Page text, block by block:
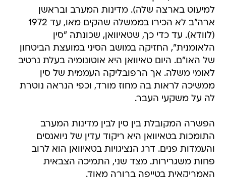
למיעוט בארצה שלה). מדינות המערב ובראשן
ארה"ב לא הכירו בממשלה שהקים מאו, עד 1972
(לוודא). עד כדי כך, שטאיוואן, שכונתה "סין
הלאומנית", החזיקה במושב הסיני במועצת הביטחון
של האו"ם. היום טאיוואן היא אוטונומיה בעלת נרטיב
לאומי משלה. אך הרפובליקה העממית של סין
ממשיכה לראות בה מחוז מורד, וכפי הנראה נוטרת
לה על משקעי העבר.
הפשרה המקובלת בין סין לבין מדינות המערב
התומכות בטאיוואן היא ריקוד עדין של ניואנסים
והעמדות פנים. דרג הנציגויות בטאיוואן הוא לרוב
פחות משגרירות. מצד שני, התמיכה הצבאית
האמריקאית בטייפה ברורה מאוד.